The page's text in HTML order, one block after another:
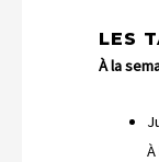
LES
À la